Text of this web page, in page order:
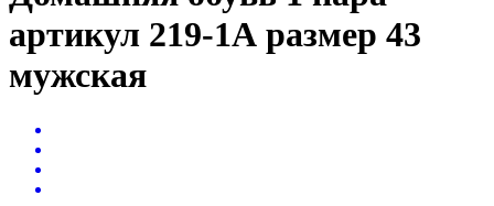
артикул 219-1А размер 43
мужская